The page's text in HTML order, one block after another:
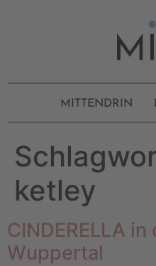
MITTENDRIN
ketley
CINDERELLA
Wuppertal